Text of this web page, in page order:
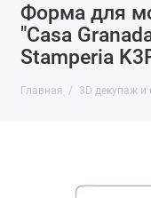
Форма для
"Casa
Stamperia
Главная 3D декупаж